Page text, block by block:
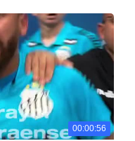
00:00:56